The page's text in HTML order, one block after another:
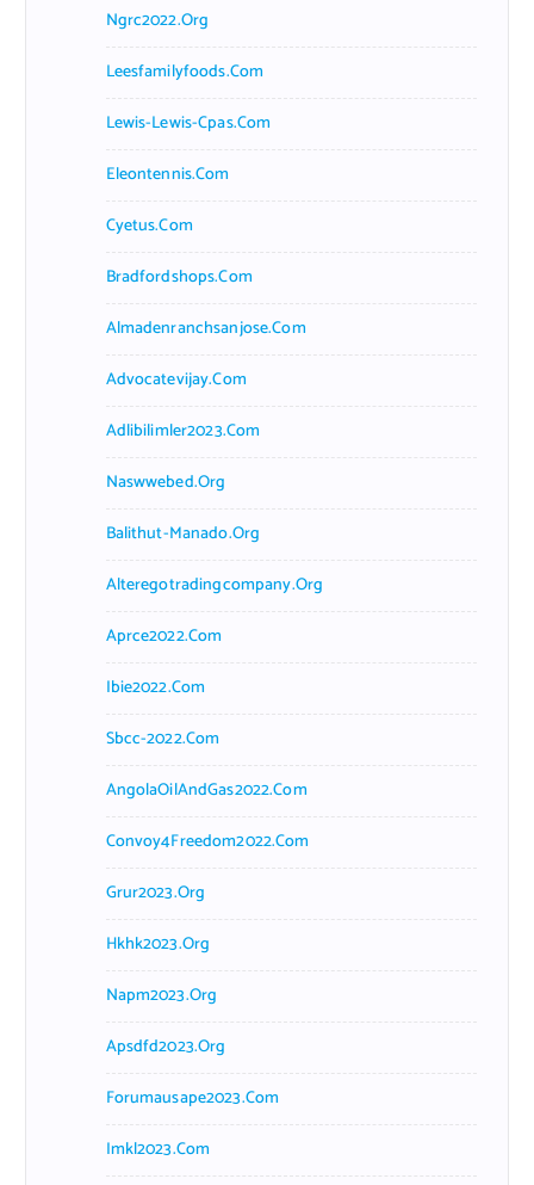
Ngrc2022.org
Leesfamilyfoods.com
Lewis-Lewis-Cpas.com
Eleontennis.com
Cyetus.com
Bradfordshops.com
Almadenranchsanjose.com
Advocatevijay.com
Adlibilimler2023.com
Naswwebed.org
Balithut-Manado.org
Alteregotradingcompany.org
Aprce2022.com
Ibie2022.com
Sbcc-2022.com
AngolaOilAndGas2022.com
Convoy4Freedom2022.com
Grur2023.org
Hkhk2023.org
Napm2023.org
Apsdfd2023.org
Forumausape2023.com
Imkl2023.com